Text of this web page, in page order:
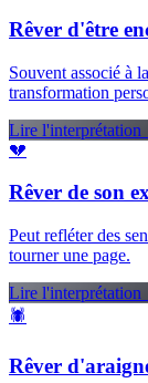
Rêver d'être
Souvent associé à
transformation
Lire
💔
Rêver de son
Peut refléter des
tourner une page.
Lire
🕷️
Rêver